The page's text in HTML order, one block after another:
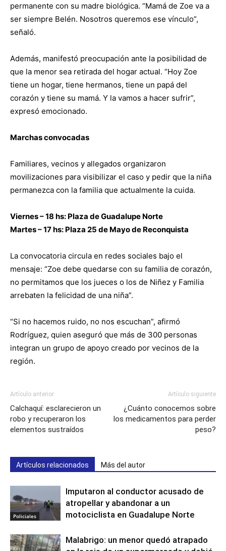
permanente con su madre biológica. “Mamá de Zoe va a
ser siempre Belén. Nosotros queremos ese vínculo”,
señaló.
Además, manifestó preocupación ante la posibilidad de
que la menor sea retirada del hogar actual. “Hoy Zoe
tiene un hogar, tiene hermanos, tiene un papá del
corazón y tiene su mamá. Y la vamos a hacer sufrir”,
expresó emocionado.
Marchas convocadas
Familiares, vecinos y allegados organizaron
movilizaciones para visibilizar el caso y pedir que la niña
permanezca con la familia que actualmente la cuida.
Viernes – 18 hs: Plaza de Guadalupe Norte
Martes – 17 hs: Plaza 25 de Mayo de Reconquista
La convocatoria circula en redes sociales bajo el
mensaje: “Zoe debe quedarse con su familia de corazón,
no permitamos que los jueces o los de Niñez y Familia
arrebaten la felicidad de una niña”.
“Si no hacemos ruido, no nos escuchan”, afirmó
Rodríguez, quien aseguró que más de 300 personas
integran un grupo de apoyo creado por vecinos de la
región.
Artículo anterior
Calchaquí: esclarecieron un
robo y recuperaron los
elementos sustraídos
Artículo siguiente
¿Cuánto conocemos sobre
los medicamentos para perder
peso?
Artículos relacionados Más del autor
Policiales
Imputaron al conductor acusado de
atropellar y abandonar a un
motociclista en Guadalupe Norte
Malabrigo: un menor quedó atrapado